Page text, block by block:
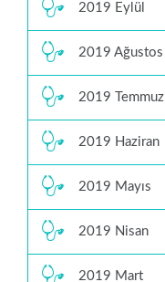
2019 Eylül
2019 Ağustos
2019 Temmuz
2019 Haziran
2019 Mayıs
2019 Nisan
2019 Mart